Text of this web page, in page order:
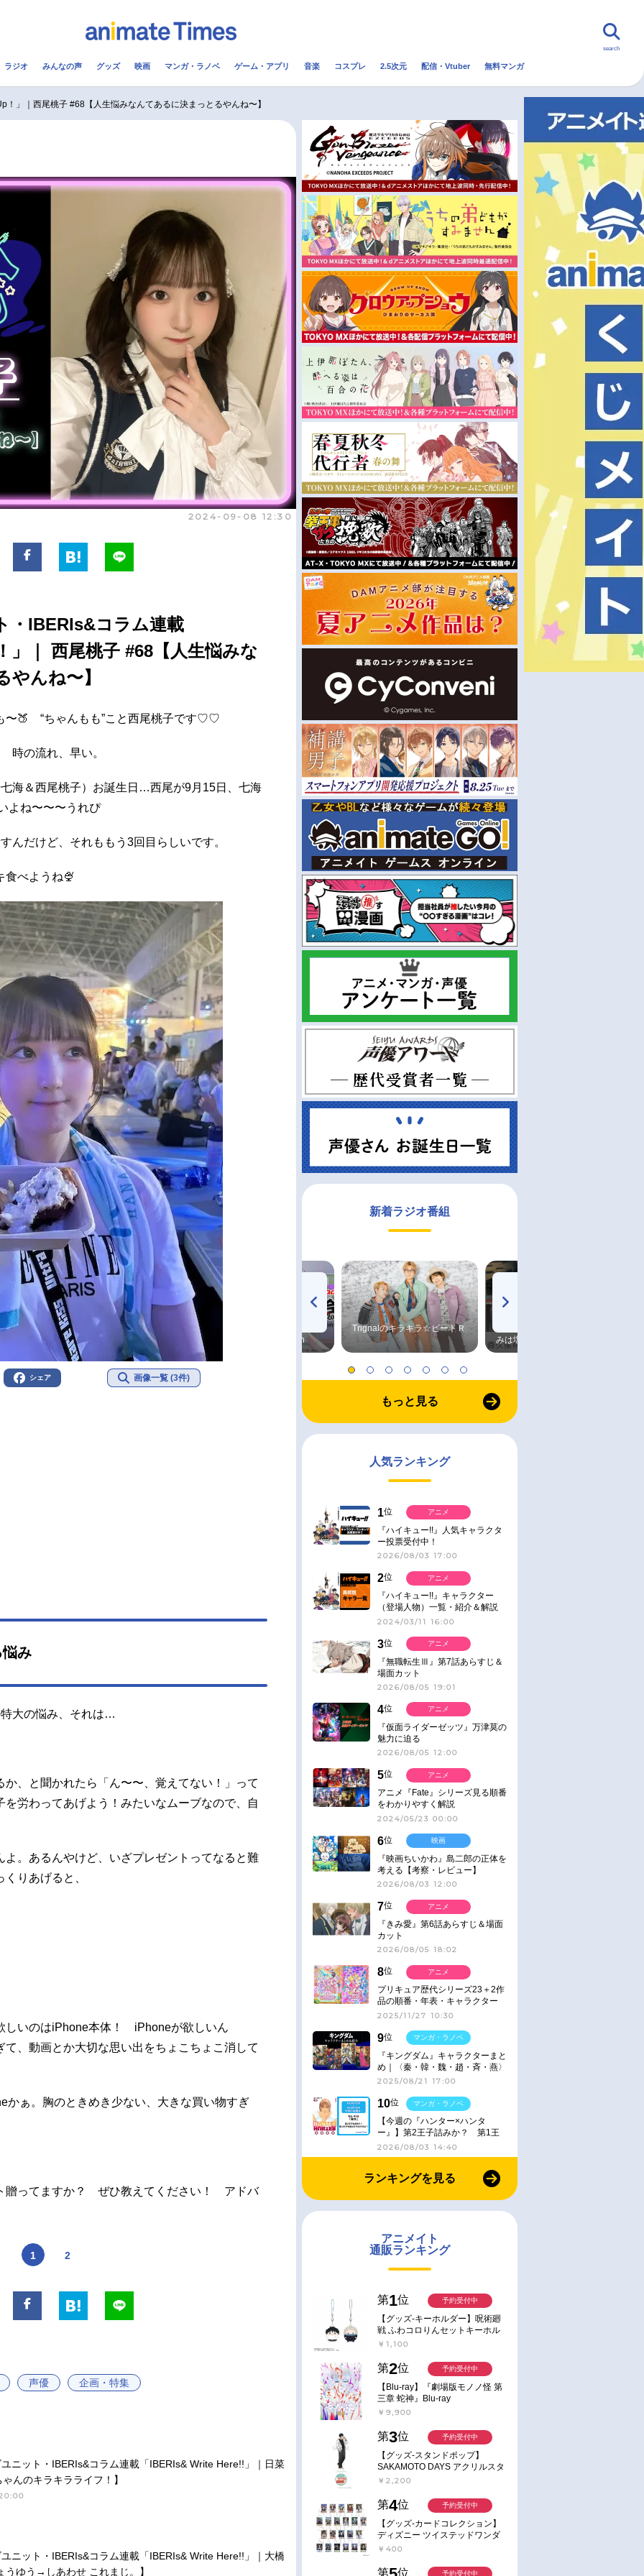
配信・Vtuber トレンド 無料マンガ
アニメ映画一覧
男性声優/女性声優一覧
今期アニメ曜日別一覧 秋アニメ
冬アニメ
FOLLOW US
search
ラジオ みんなの声 グッズ 映画 マンガ・ラノベ ゲーム・アプリ 音楽 コスプレ 2.5次元 配信・Vtuber 無料マンガ
！」｜西尾桃子 #68【人生悩みなんてあるに決まっとるやんね〜】
2024-09-08 12:30
・IBERIs&コラム連載
」｜ 西尾桃子 #68【人生悩みな
んね〜】
〜🍑 “ちゃんもも”こと西尾桃子です♡♡
時の流れ、早い。
海＆西尾桃子）お誕生日…西尾が9月15日、七海
よね〜〜〜うれぴ
んだけど、それももう3回目らしいです。
食べようね🍨
シェア 画像一覧 (3件)
み
大の悩み、それは…
、と聞かれたら「ん〜〜、覚えてない！」って
労わってあげよう！みたいなムーブなので、自
。あるんやけど、いざプレゼントってなると難
りあげると、
しいのはiPhone本体！ iPhoneが欲しいん
、動画とか大切な思い出をちょこちょこ消して
かぁ。胸のときめき少ない、大きな買い物すぎ
贈ってますか？ ぜひ教えてください！ アドバ
1 2
声優 企画・特集
ニット・IBERIs&コラム連載「IBERIs& Write Here!!」｜日菜
んのキラキラライフ！】
ニット・IBERIs&コラム連載「IBERIs& Write Here!!」｜大橋
うゆう→しあわせ これまじ。】
新着ラジオ番組
高橋美紀のおんぷの気持ち
♪ in アニメイトタイムズ
radio 大直会 2nd season
Trignalのキラキラ☆ビートＲ
みは塩だけ
もっと見る
人気ランキング
1位
『ハイキュー!!』人気キャラクタ
ー投票受付中！
2026/08/03 17:00
アニメ
2位
『ハイキュー!!』キャラクター
（登場人物）一覧・紹介＆解説
2024/03/11 16:00
アニメ
3位
『無職転生Ⅲ』第7話あらすじ＆
場面カット
2026/08/05 19:01
アニメ
4位
『仮面ライダーゼッツ』万津莫の
魅力に迫る
2026/08/05 12:00
アニメ
5位
アニメ『Fate』シリーズ見る順番
をわかりやすく解説
2024/05/23 00:00
アニメ
6位
『映画ちいかわ』島二郎の正体を
考える【考察・レビュー】
2026/08/03 12:00
映画
7位
『きみ愛』第6話あらすじ＆場面
カット
2026/08/05 18:02
アニメ
8位
プリキュア歴代シリーズ23＋2作
品の順番・年表・キャラクター
【2025年版】
2025/11/27 10:30
アニメ
9位
『キングダム』キャラクターまと
め｜〈秦・韓・魏・趙・斉・燕〉
2025/08/21 17:00
マンガ・ラノベ
10位
【今週の『ハンター×ハンタ
ー』】第2王子詰みか？ 第1王
子と第4王子が対峙「発令」＜
No.416＞
2026/08/03 14:40
マンガ・ラノベ
ランキングを見る
アニメイト
通販ランキング
第1位
【グッズ-キーホルダー】呪術廻
戦 ふわコロりんセットキーホル
ダー【アニメイト特典付】
￥1,100
予約受付中
第2位
【Blu-ray】『劇場版モノノ怪 第
三章 蛇神』Blu-ray
￥9,900
予約受付中
第3位
【グッズ-スタンドポップ】
SAKAMOTO DAYS アクリルスタ
ンド～Sunny Afternoon～ 4.南雲
￥2,200
予約受付中
第4位
【グッズ-カードコレクション】
ディズニー ツイステッドワンダ
ーランド ランダムカードコレク
￥400
予約受付中
第 位 予約受付中